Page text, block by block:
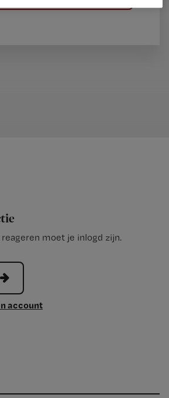
moet je inlogd zijn.
account